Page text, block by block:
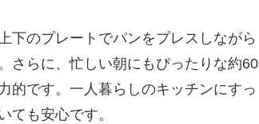
下のプレートでパンをプレスしながら
さらに、忙しい朝にもぴったりな約60
的です。一人暮らしのキッチンにすっ
ても安心です。